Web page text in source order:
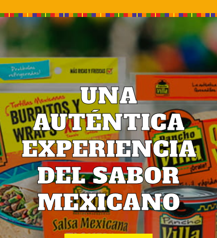
UNA
AUTÉNTICA
EXPERIENCIA
DEL SABOR
MEXICANO